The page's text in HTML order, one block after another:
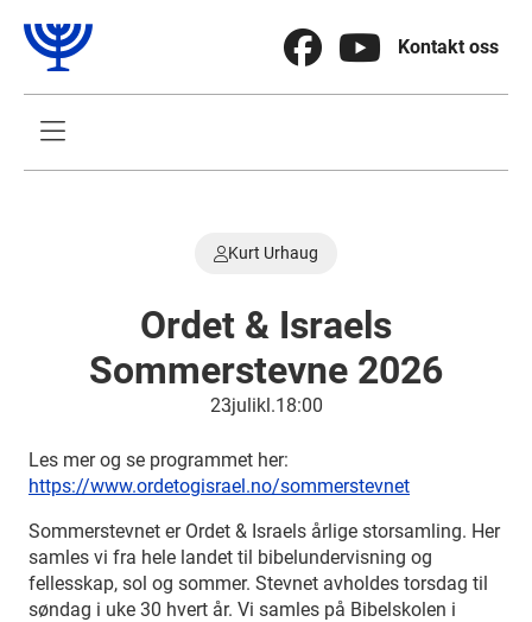
  Kontakt oss

Kurt Urhaug
Ordet & Israels
Sommerstevne 2026
23.julikl.18:00
Les mer og se programmet her:
https://www.ordetogisrael.no/sommerstevnet
Sommerstevnet er Ordet & Israels årlige storsamling. Her
samles vi fra hele landet til bibelundervisning og
fellesskap, sol og sommer. Stevnet avholdes torsdag til
søndag i uke 30 hvert år. Vi samles på Bibelskolen i